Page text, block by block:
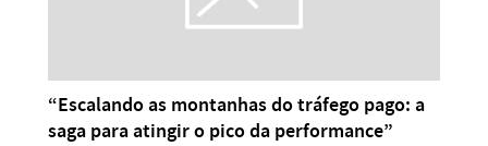
“Escalando as montanhas do tráfego pago: a
saga para atingir o pico da performance”